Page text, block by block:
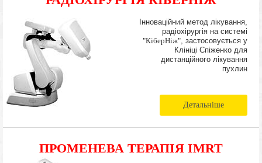
Інноваційний метод лікування,
радіохірургія на системі
"КіберНіж" , застосовується у
Клініці Спіженко для
дистанційного лікування
пухлин
Детальніше
ПРОМЕНЕВА ТЕРАПІЯ IMRT